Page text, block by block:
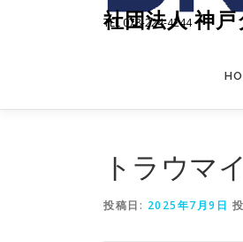
プ
社団法人 神
TEL 078-224-4244
トラウマ
投稿日: 2025年7月9日